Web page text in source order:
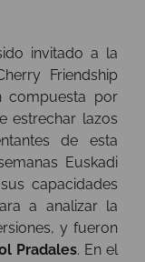
invitado a la
Friendship
compuesta por
estrechar lazos
de esta
Euskadi
capacidades
a analizar la
y fueron
Pradales. En el